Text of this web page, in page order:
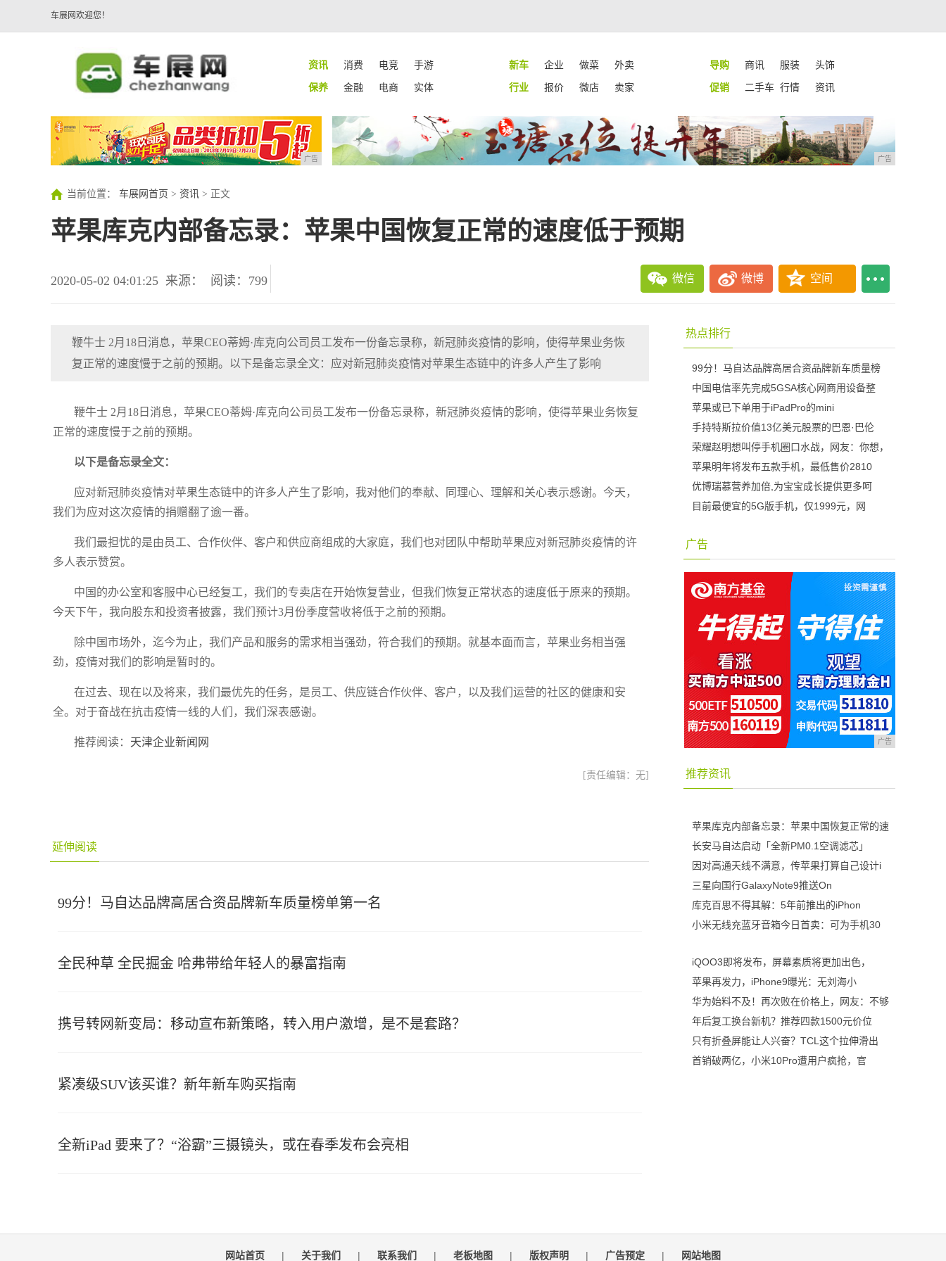
车展网欢迎您！
资讯 消费 电竞 手游 新车 企业 做菜 外卖 导购 商讯 服装
头饰
保养
金融 电商 实体 行业 报价 微店 卖家 促销 二手车 行情 资讯
广告 广告
当前位置： 车展网首页 > 资讯 > 正文
苹果库克内部备忘录：苹果中国恢复正常的速度低于预期
2020-05-02 04:01:25 来源： 阅读：799 微信 微博 空间
鞭牛士 2月18日消息，苹果CEO蒂姆·库克向公司员工发布一份备忘录称，新冠肺炎疫情的影响，使得苹果业务恢
复正常的速度慢于之前的预期。以下是备忘录全文：应对新冠肺炎疫情对苹果生态链中的许多人产生了影响
鞭牛士 2月18日消息，苹果CEO蒂姆·库克向公司员工发布一份备忘录称，新冠肺炎疫情的影响，使得苹果业务恢复
正常的速度慢于之前的预期。
以下是备忘录全文：
应对新冠肺炎疫情对苹果生态链中的许多人产生了影响，我对他们的奉献、同理心、理解和关心表示感谢。今天，
我们为应对这次疫情的捐赠翻了逾一番。
我们最担忧的是由员工、合作伙伴、客户和供应商组成的大家庭，我们也对团队中帮助苹果应对新冠肺炎疫情的许
多人表示赞赏。
中国的办公室和客服中心已经复工，我们的专卖店在开始恢复营业，但我们恢复正常状态的速度低于原来的预期。
今天下午，我向股东和投资者披露，我们预计3月份季度营收将低于之前的预期。
除中国市场外，迄今为止，我们产品和服务的需求相当强劲，符合我们的预期。就基本面而言，苹果业务相当强
劲，疫情对我们的影响是暂时的。
在过去、现在以及将来，我们最优先的任务，是员工、供应链合作伙伴、客户，以及我们运营的社区的健康和安
全。对于奋战在抗击疫情一线的人们，我们深表感谢。
推荐阅读： 天津企业新闻网
[责任编辑：无]
延伸阅读
99分！马自达品牌高居合资品牌新车质量榜单第一名
全民种草 全民掘金 哈弗带给年轻人的暴富指南
携号转网新变局：移动宣布新策略，转入用户激增，是不是套路？
紧凑级SUV该买谁？新年新车购买指南
全新iPad 要来了？“浴霸”三摄镜头，或在春季发布会亮相
热点排行
99分！马自达品牌高居合资品牌新车质量榜
中国电信率先完成5GSA核心网商用设备整
苹果或已下单用于iPadPro的mini
手持特斯拉价值13亿美元股票的巴恩·巴伦
荣耀赵明想叫停手机圈口水战，网友：你想，
苹果明年将发布五款手机，最低售价2810
​优博瑞慕营养加倍,为宝宝成长提供更多呵
目前最便宜的5G版手机，仅1999元，网
广告
广告
推荐资讯
苹果库克内部备忘录：苹果中国恢复正常的速
长安马自达启动「全新PM0.1空调滤芯」
因对高通天线不满意，传苹果打算自己设计i
三星向国行GalaxyNote9推送On
库克百思不得其解：5年前推出的iPhon
小米无线充蓝牙音箱今日首卖：可为手机30
iQOO3即将发布，屏幕素质将更加出色，
苹果再发力，iPhone9曝光：无刘海小
华为始料不及！再次败在价格上，网友：不够
年后复工换台新机？推荐四款1500元价位
只有折叠屏能让人兴奋？TCL这个拉伸滑出
首销破两亿，小米10Pro遭用户疯抢，官
网站首页 | 关于我们 | 联系我们 | 老板地图 | 版权声明 | 广告预定 | 网站地图